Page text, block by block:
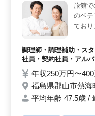
す。また、資格手当
です。 ＜福利厚生
う魅力的な給与待遇
険が完備されています
職場ですが、中高年
の経験を尊重する風土
旅館で
のベテ
ており
清掃
険完
教えて
ご応募
ださい
調理師・調理補助・ス
社員・契約社員・アル
年収250万円〜
福島県郡山市熱海
平均年齢 47.5歳 /